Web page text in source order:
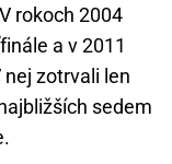
rokoch 2004
a v 2011
zotrvali len
sedem